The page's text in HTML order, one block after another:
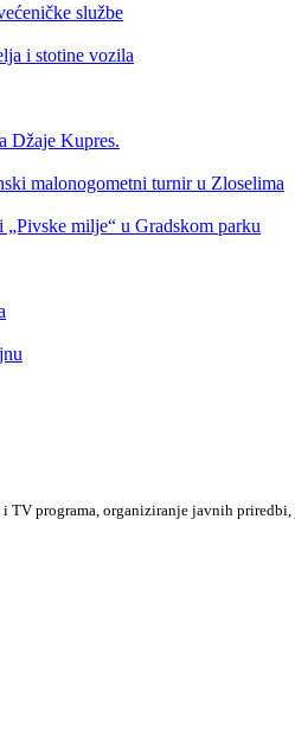
službe
i stotine vozila
Džaje Kupres.
malonogometni turnir u Zloselima
milje“ u Gradskom parku
TV programa, organiziranje javnih